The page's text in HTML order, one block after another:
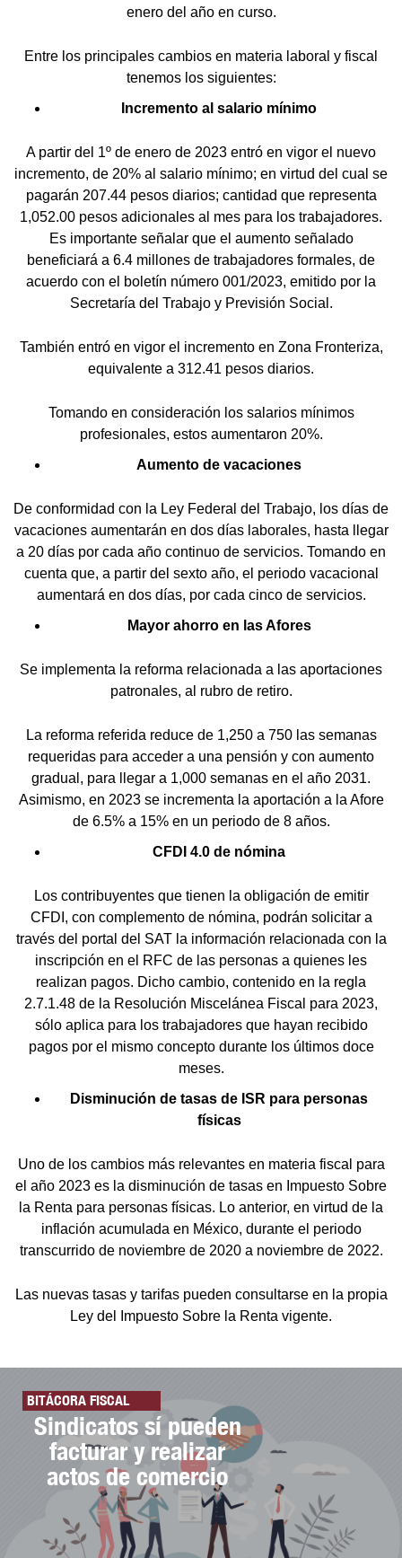
enero del año en curso.
Entre los principales cambios en materia laboral y fiscal
tenemos los siguientes:
Incremento al salario mínimo
A partir del 1º de enero de 2023 entró en vigor el nuevo
incremento, de 20% al salario mínimo; en virtud del cual se
pagarán 207.44 pesos diarios; cantidad que representa
1,052.00 pesos adicionales al mes para los trabajadores.
Es importante señalar que el aumento señalado
beneficiará a 6.4 millones de trabajadores formales, de
acuerdo con el boletín número 001/2023, emitido por la
Secretaría del Trabajo y Previsión Social.
También entró en vigor el incremento en Zona Fronteriza,
equivalente a 312.41 pesos diarios.
Tomando en consideración los salarios mínimos
profesionales, estos aumentaron 20%.
Aumento de vacaciones
De conformidad con la Ley Federal del Trabajo, los días de
vacaciones aumentarán en dos días laborales, hasta llegar
a 20 días por cada año continuo de servicios. Tomando en
cuenta que, a partir del sexto año, el periodo vacacional
aumentará en dos días, por cada cinco de servicios.
Mayor ahorro en las Afores
Se implementa la reforma relacionada a las aportaciones
patronales, al rubro de retiro.
La reforma referida reduce de 1,250 a 750 las semanas
requeridas para acceder a una pensión y con aumento
gradual, para llegar a 1,000 semanas en el año 2031.
Asimismo, en 2023 se incrementa la aportación a la Afore
de 6.5% a 15% en un periodo de 8 años.
CFDI 4.0 de nómina
Los contribuyentes que tienen la obligación de emitir
CFDI, con complemento de nómina, podrán solicitar a
través del portal del SAT la información relacionada con la
inscripción en el RFC de las personas a quienes les
realizan pagos. Dicho cambio, contenido en la regla
2.7.1.48 de la Resolución Miscelánea Fiscal para 2023,
sólo aplica para los trabajadores que hayan recibido
pagos por el mismo concepto durante los últimos doce
meses.
Disminución de tasas de ISR para personas
físicas
Uno de los cambios más relevantes en materia fiscal para
el año 2023 es la disminución de tasas en Impuesto Sobre
la Renta para personas físicas. Lo anterior, en virtud de la
inflación acumulada en México, durante el periodo
transcurrido de noviembre de 2020 a noviembre de 2022.
Las nuevas tasas y tarifas pueden consultarse en la propia
Ley del Impuesto Sobre la Renta vigente.
BITÁCORA FISCAL
Sindicatos sí pueden
facturar y realizar
actos de comercio